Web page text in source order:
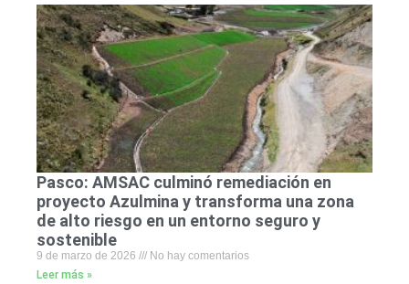
Pasco: AMSAC culminó remediación en
proyecto Azulmina y transforma una zona
de alto riesgo en un entorno seguro y
sostenible
9 de marzo de 2026
No hay comentarios
Leer más »